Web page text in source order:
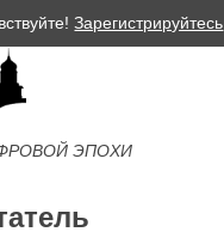
Зарегистрируйтесь
ЭПОХИ